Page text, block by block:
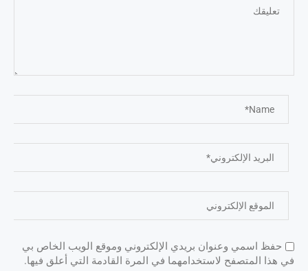
حفظ اسمي وعنوان بريدي الإلكتروني وموقع الويب الخاص بي
في هذا المتصفح لاستخدامهما في المرة القادمة التي أعلق فيها.